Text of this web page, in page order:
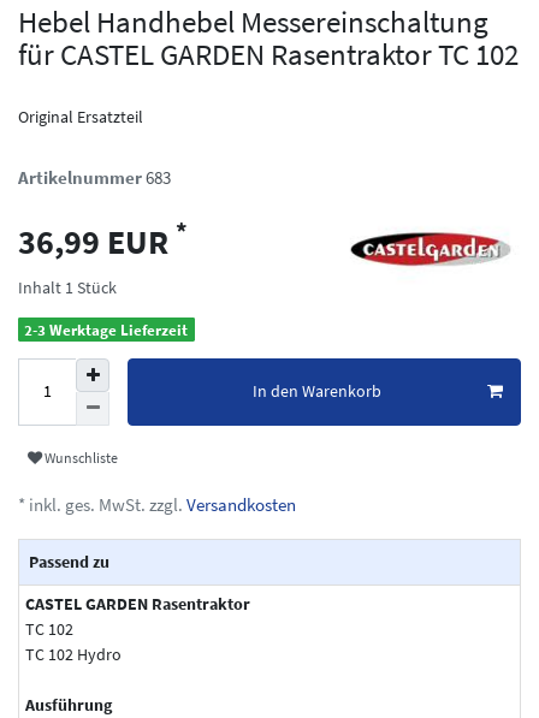
Hebel Handhebel Messereinschaltung
für CASTEL GARDEN Rasentraktor TC 102
Original Ersatzteil
Artikelnummer683
36,99 EUR *
Inhalt 1 Stück
2-3 Werktage Lieferzeit
In den Warenkorb
Wunschliste
* inkl. ges. MwSt. zzgl. Versandkosten
Passend zu
CASTEL GARDEN Rasentraktor
TC 102
TC 102 Hydro
Ausführung